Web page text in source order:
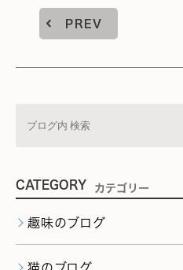
PREV
CATEGORY カテゴリー
趣味のブログ